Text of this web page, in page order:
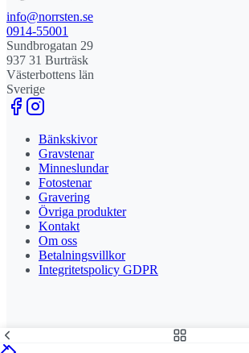
info@norrsten.se
0914-55001
Sundbrogatan 29
937 31 Burträsk
Västerbottens län
Sverige
Bänkskivor
Gravstenar
Minneslundar
Fotostenar
Gravering
Övriga produkter
Kontakt
Om oss
Betalningsvillkor
Integritetspolicy GDPR
Stolt leverantör och delägare till Steny AB